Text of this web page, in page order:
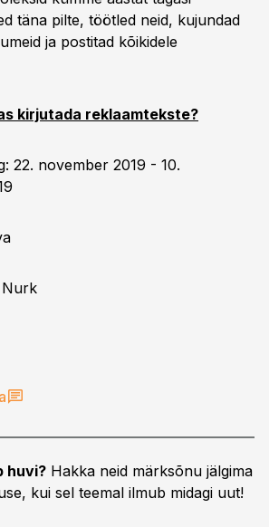
täna pilte, töötled neid, kujundad
ja postitad kõikidele
kirjutada reklaamtekste?
22. november 2019 - 10.
Nurk
huvi? Hakka neid märksõnu jälgima
kui sel teemal ilmub midagi uut!